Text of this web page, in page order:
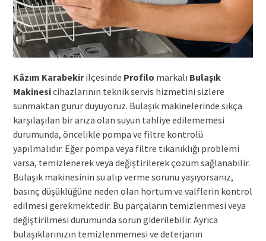
Kâzım Karabekirilçesinde Profilo markalı Bulaşık
Makinesicihazlarının teknik servis hizmetini sizlere
sunmaktan gurur duyuyoruz. Bulaşık makinelerinde sıkça
karşılaşılan bir arıza olan suyun tahliye edilememesi
durumunda, öncelikle pompa ve filtre kontrolü
yapılmalıdır. Eğer pompa veya filtre tıkanıklığı problemi
varsa, temizlenerek veya değiştirilerek çözüm sağlanabilir.
Bulaşık makinesinin su alıp verme sorunu yaşıyorsanız,
basınç düşüklüğüne neden olan hortum ve valflerin kontrol
edilmesi gerekmektedir. Bu parçaların temizlenmesi veya
değiştirilmesi durumunda sorun giderilebilir. Ayrıca
bulaşıklarınızın temizlenmemesi ve deterjanın